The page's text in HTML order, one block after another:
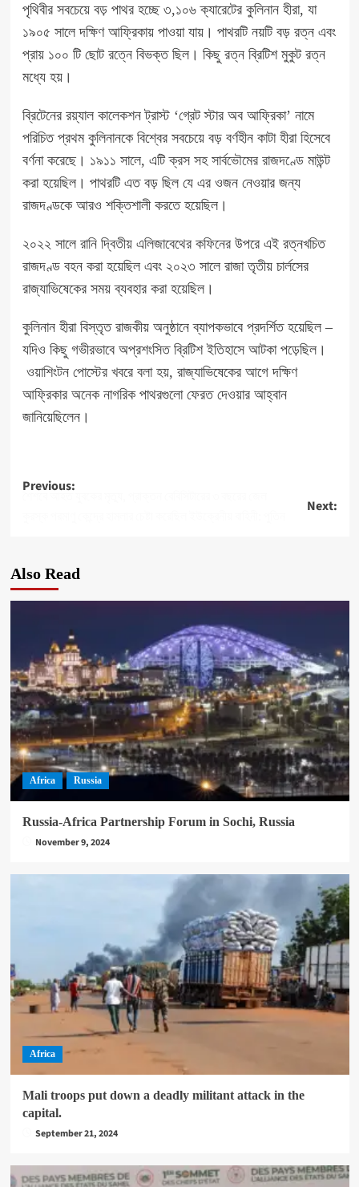
পৃথিবীর সবচেয়ে বড় পাথর হচ্ছে ৩,১০৬ ক্যারেটের কুলিনান হীরা, যা
১৯০৫ সালে দক্ষিণ আফ্রিকায় পাওয়া যায়। পাথরটি নয়টি বড় রত্ন এবং
প্রায় ১০০ টি ছোট রত্নে বিভক্ত ছিল। কিছু রত্ন ব্রিটিশ মুকুট রত্ন
মধ্যে হয়।
ব্রিটেনের রয়্যাল কালেকশন ট্রাস্ট ‘গ্রেট স্টার অব আফ্রিকা’ নামে
পরিচিত প্রথম কুলিনানকে বিশ্বের সবচেয়ে বড় বর্ণহীন কাটা হীরা হিসেবে
বর্ণনা করেছে। ১৯১১ সালে, এটিক্রস সহ সার্বভৌমের রাজদণ্ডেমাউন্ট
করা হয়েছিল। পাথরটি এত বড় ছিল যে এর ওজন নেওয়ার জন্য
রাজদণ্ডকে আরও শক্তিশালী করতে হয়েছিল।
২০২২ সালে রানি দ্বিতীয় এলিজাবেথের কফিনেরউপরে এই রত্নখচিত
রাজদণ্ড বহন করা হয়েছিল এবং ২০২৩ সালে রাজা তৃতীয় চার্লসের
রাজ্যাভিষেকের সময় ব্যবহার করা হয়েছিল।
কুলিনান হীরা বিস্তৃত রাজকীয় অনুষ্ঠানে ব্যাপকভাবে প্রদর্শিত হয়েছিল –
যদিও কিছু গভীরভাবে অপ্রশংসিত ব্রিটিশ ইতিহাসে আটকা পড়েছিল।
ওয়াশিংটন পোস্টের খবরে বলা হয়, রাজ্যাভিষেকের আগে দক্ষিণ
আফ্রিকার অনেক নাগরিক পাথরগুলো ফেরত দেওয়ার আহ্বান
জানিয়েছিলেন।
Post
Previous:
শৈশবে আহত যুবকের মৃত্যু, প্রাক্তন বেবিসিটারের ৩ বছরের জেল
Next:
Also Read
Africa Russia
Russia-Africa Partnership Forum in Sochi, Russia
November 9, 2024
Africa
Mali troops put down a deadly militant attack in the
capital.
September 21, 2024